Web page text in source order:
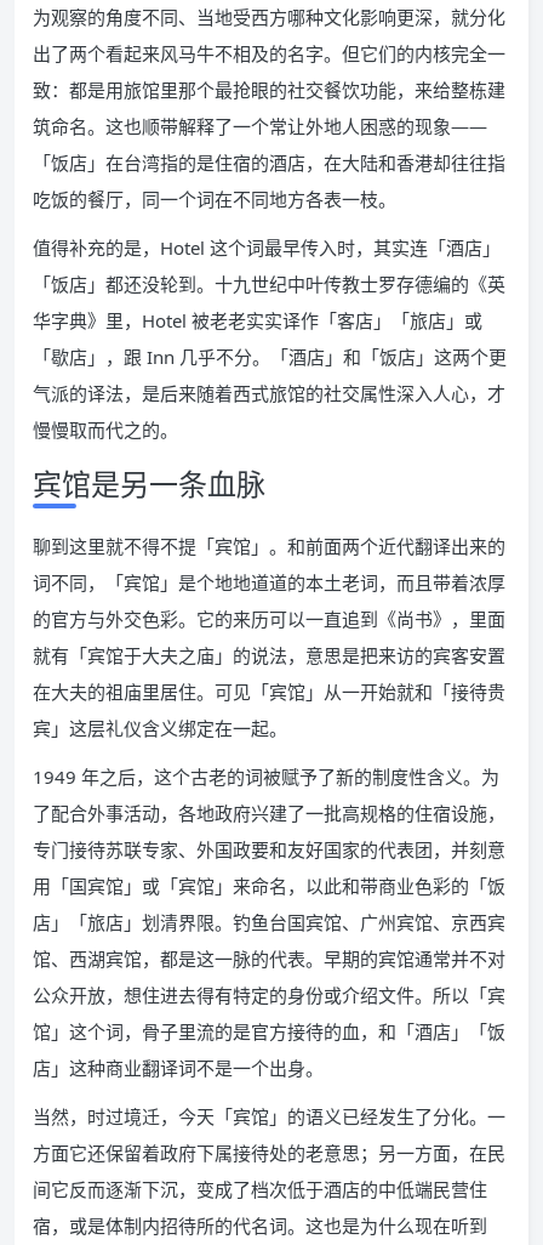
为观察的角度不同、当地受西方哪种文化影响更深，就分化
出了两个看起来风马牛不相及的名字。但它们的内核完全一
致：都是用旅馆里那个最抢眼的社交餐饮功能，来给整栋建
筑命名。这也顺带解释了一个常让外地人困惑的现象——
「饭店」在台湾指的是住宿的酒店，在大陆和香港却往往指
吃饭的餐厅，同一个词在不同地方各表一枝。
值得补充的是，Hotel 这个词最早传入时，其实连「酒店」
「饭店」都还没轮到。十九世纪中叶传教士罗存德编的《英
华字典》里，Hotel 被老老实实译作「客店」「旅店」或
「歇店」，跟 Inn 几乎不分。「酒店」和「饭店」这两个更
气派的译法，是后来随着西式旅馆的社交属性深入人心，才
慢慢取而代之的。
宾馆是另一条血脉
聊到这里就不得不提「宾馆」。和前面两个近代翻译出来的
词不同，「宾馆」是个地地道道的本土老词，而且带着浓厚
的官方与外交色彩。它的来历可以一直追到《尚书》，里面
就有「宾馆于大夫之庙」的说法，意思是把来访的宾客安置
在大夫的祖庙里居住。可见「宾馆」从一开始就和「接待贵
宾」这层礼仪含义绑定在一起。
1949 年之后，这个古老的词被赋予了新的制度性含义。为
了配合外事活动，各地政府兴建了一批高规格的住宿设施，
专门接待苏联专家、外国政要和友好国家的代表团，并刻意
用「国宾馆」或「宾馆」来命名，以此和带商业色彩的「饭
店」「旅店」划清界限。钓鱼台国宾馆、广州宾馆、京西宾
馆、西湖宾馆，都是这一脉的代表。早期的宾馆通常并不对
公众开放，想住进去得有特定的身份或介绍文件。所以「宾
馆」这个词，骨子里流的是官方接待的血，和「酒店」「饭
店」这种商业翻译词不是一个出身。
当然，时过境迁，今天「宾馆」的语义已经发生了分化。一
方面它还保留着政府下属接待处的老意思；另一方面，在民
间它反而逐渐下沉，变成了档次低于酒店的中低端民营住
宿，或是体制内招待所的代名词。这也是为什么现在听到